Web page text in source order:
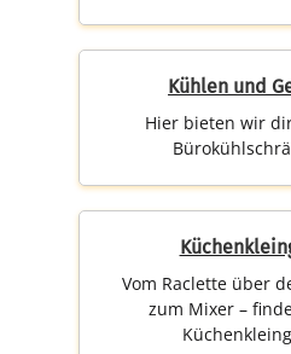
Kühlen und
Hier bieten wir
Vom Raclette über
zum Mixer –